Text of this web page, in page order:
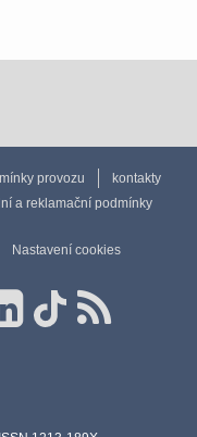
provozu
kontakty
a reklamační podmínky
Nastavení cookies